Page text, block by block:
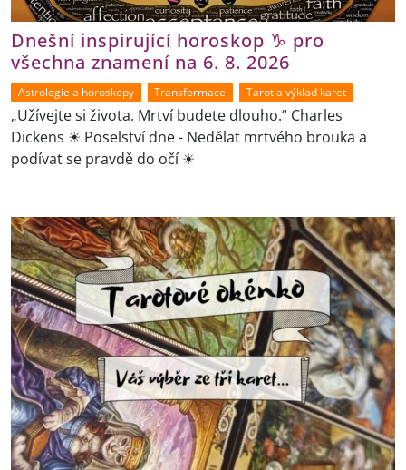
Dnešní inspirující horoskop ♑ pro
všechna znamení na 6. 8. 2026
Astrologie a horoskopy Transformace Tarot a výklad karet
„Užívejte si života. Mrtví budete dlouho.“ Charles
Dickens ☀ Poselství dne - Nedělat mrtvého brouka a
podívat se pravdě do očí ☀